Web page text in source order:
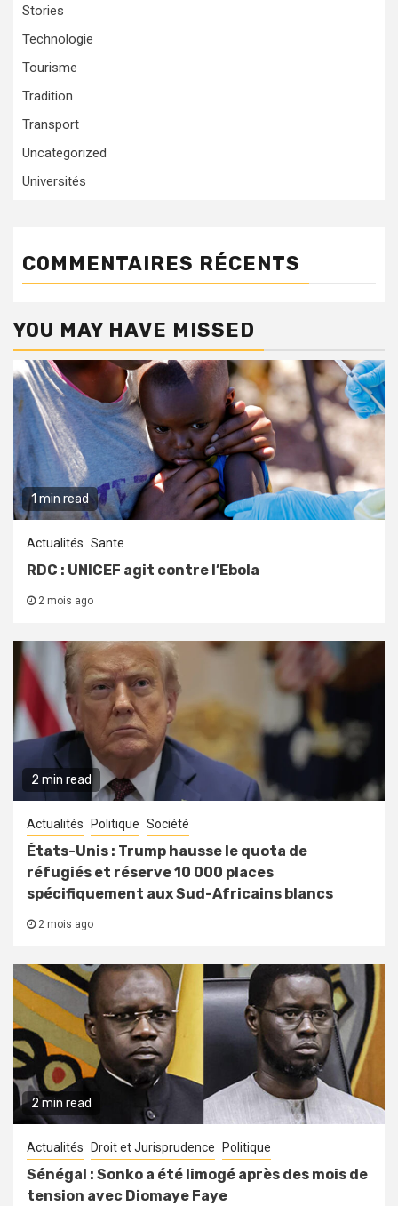
Stories
Technologie
Tourisme
Tradition
Transport
Uncategorized
Universités
COMMENTAIRES RÉCENTS
YOU MAY HAVE MISSED
1 min read
Actualités Sante
RDC : UNICEF agit contre l’Ebola
2 mois ago
2 min read
Actualités Politique Société
États-Unis : Trump hausse le quota de
réfugiés et réserve 10 000 places
spécifiquement aux Sud-Africains blancs
2 mois ago
2 min read
Actualités Droit et Jurisprudence Politique
Sénégal : Sonko a été limogé après des mois de
tension avec Diomaye Faye